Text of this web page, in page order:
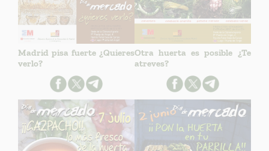
Madrid pisa fuerte ¿Quieres
verlo?
Otra huerta es posible ¿Te
atreves?